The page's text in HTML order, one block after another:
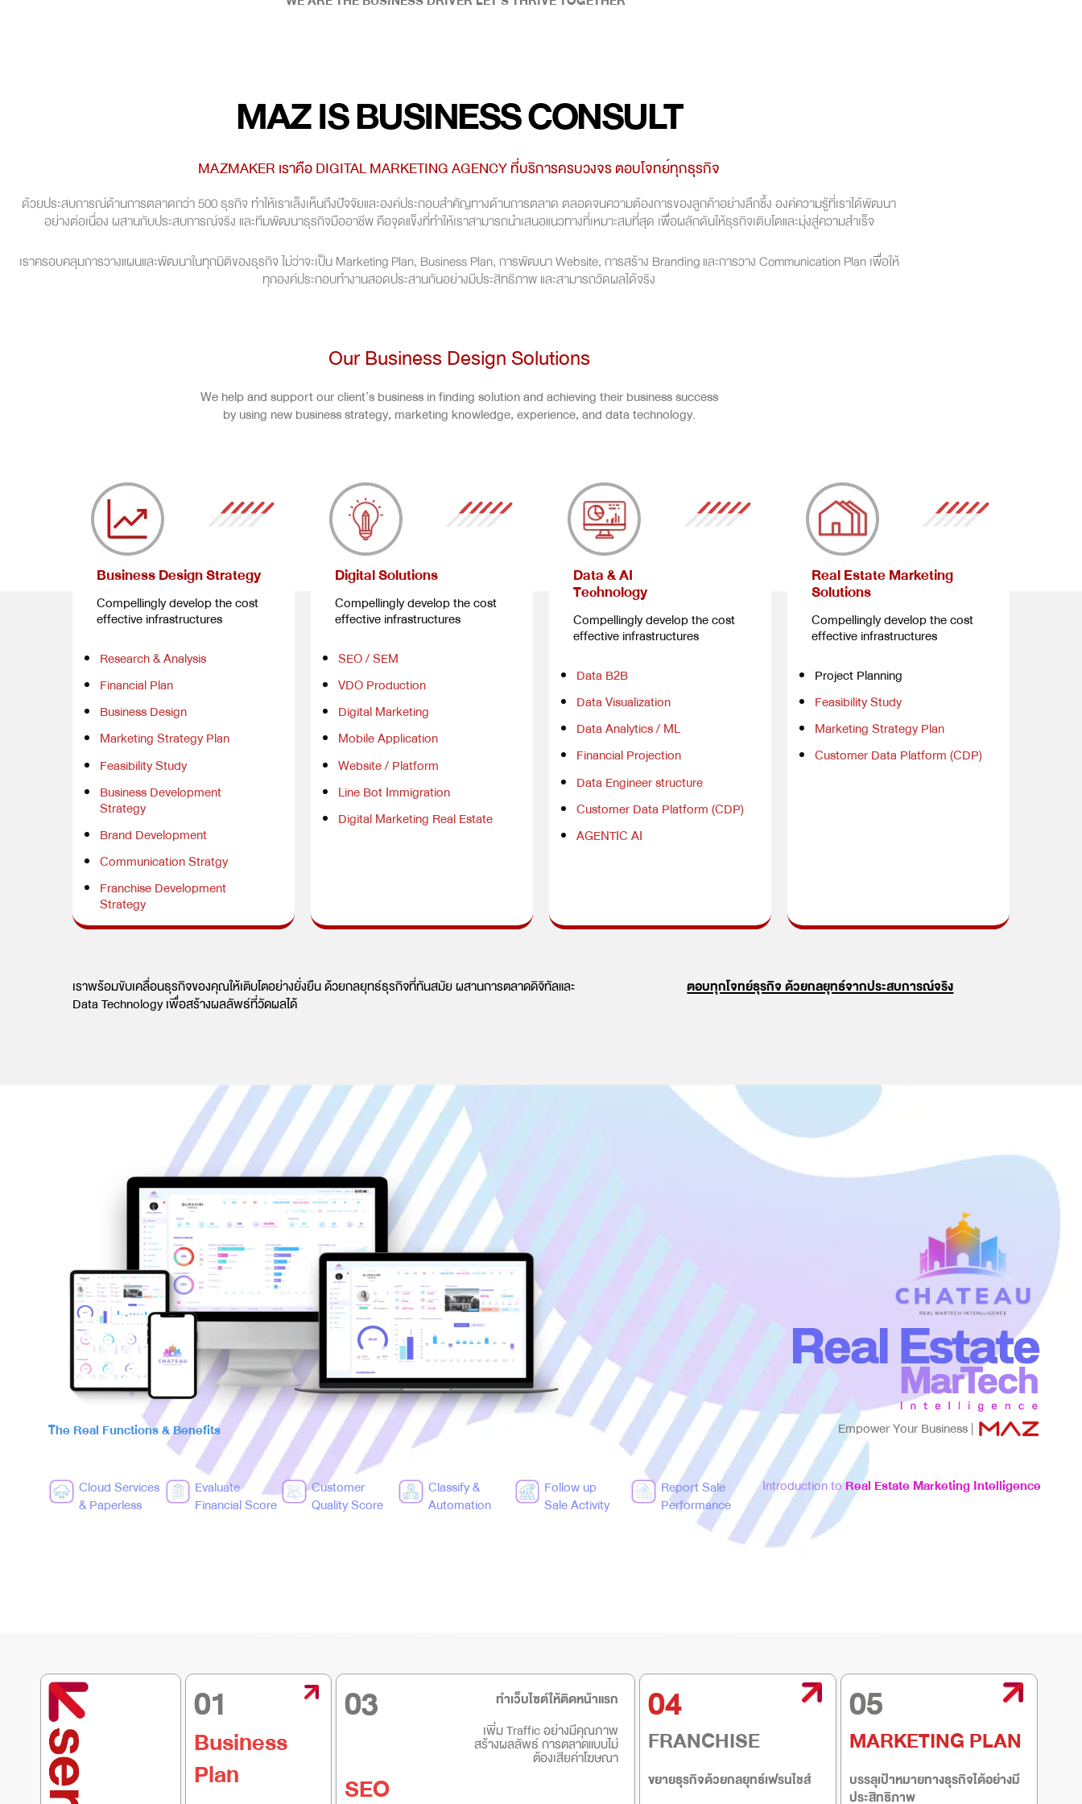
MAZ IS BUSINESS CONSULT
MAZMAKER เราคือ DIGITAL MARKETING AGENCY ที่บริการครบวงจร ตอบโจทย์ทุกธุรกิจ
ด้วยประสบการณ์ด้านการตลาดกว่า 500 ธุรกิจ ทำให้เราเล็งเห็นถึงปัจจัยและองค์ประกอบสำคัญทางด้านการตลาด ตลอดจนความต้องการของลูกค้าอย่างลึกซึ้ง องค์ความรู้ที่เราได้พัฒนา
อย่างต่อเนื่อง ผสานกับประสบการณ์จริง และทีมพัฒนาธุรกิจมืออาชีพ คือจุดแข็งที่ทำให้เราสามารถนำเสนอแนวทางที่เหมาะสมที่สุด เพื่อผลักดันให้ธุรกิจเติบโตและมุ่งสู่ความสำเร็จ
เราครอบคลุมการวางแผนและพัฒนาในทุกมิติของธุรกิจ ไม่ว่าจะเป็น Marketing Plan, Business Plan, การพัฒนา Website, การสร้าง Branding และการวาง Communication Plan เพื่อให้
ทุกองค์ประกอบทำงานสอดประสานกันอย่างมีประสิทธิภาพ และสามารถวัดผลได้จริง
Our Business Design Solutions
We help and support our client’s business in finding solution and achieving their business success
by using new business strategy, marketing knowledge, experience, and data technology.
Business Design Strategy
Compellingly develop the cost
effective infrastructures
Research & Analysis
Financial Plan
Business Design
Marketing Strategy Plan
Feasibility Study
Business Development
Strategy
Brand Development
Communication Stratgy
Franchise Development
Strategy
Digital Solutions
Compellingly develop the cost
effective infrastructures
SEO / SEM
VDO Production
Digital Marketing
Mobile Application
Website / Platform
Line Bot Immigration
Digital Marketing Real Estate
Data & AI
Technology
Compellingly develop the cost
effective infrastructures
Data B2B
Data Visualization
Data Analytics / ML
Financial Projection
Data Engineer structure
Customer Data Platform (CDP)
AGENTIC AI
Real Estate Marketing
Solutions
Compellingly develop the cost
effective infrastructures
Project Planning
Feasibility Study
Marketing Strategy Plan
Customer Data Platform (CDP)
เราพร้อมขับเคลื่อนธุรกิจของคุณให้เติบโตอย่างยั่งยืน ด้วยกลยุทธ์ธุรกิจที่ทันสมัย ผสานการตลาดดิจิทัลและ
Data Technology เพื่อสร้างผลลัพธ์ที่วัดผลได้
ตอบทุกโจทย์ธุรกิจ ด้วยกลยุทธ์จากประสบการณ์จริง
The Real Functions & Benefits
Cloud Services
& Paperless
Evaluate
Financial Score
Customer
Quality Score
Classify &
Automation
Follow up
Sale Activity
Report Sale
Performance
Empower Your Business |
Introduction toReal Estate Marketing Intelligence
01
Business
Plan
03
ทำเว็บไซต์ให้ติดหน้าแรก
เพิ่ม Traffic อย่างมีคุณภาพ
สร้างผลลัพธ์ การตลาดแบบไม่
ต้องเสียค่าโฆษณา
SEO
04
FRANCHISE
ขยายธุรกิจด้วยกลยุทธ์เฟรนไชส์
05
MARKETING PLAN
บรรลุเป้าหมายทางธุรกิจได้อย่างมี
ประสิทธิภาพ